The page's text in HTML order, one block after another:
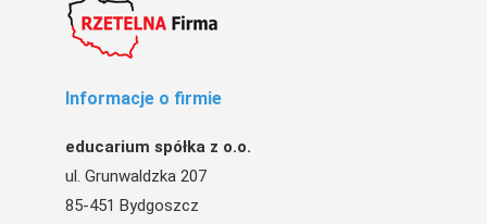
Informacje o firmie
educarium spółka z o.o.
ul. Grunwaldzka 207
85-451 Bydgoszcz